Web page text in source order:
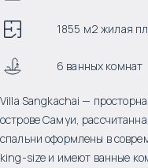
1855 м2 жилая
6 ванных комнат
Villa Sangkachai —
острове Самуи,
спальни оформлены в
king-size и имеют ванные